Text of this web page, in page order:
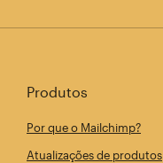
Produtos
Por que o Mailchimp?
Atualizações de produtos